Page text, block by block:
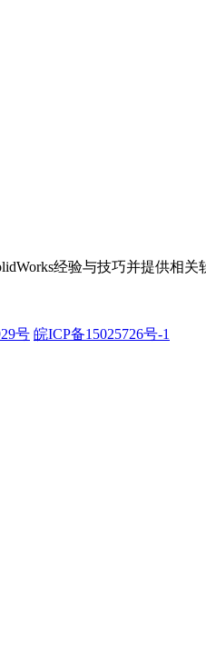
经验与技巧并提供相
号 皖ICP备15025726号-1